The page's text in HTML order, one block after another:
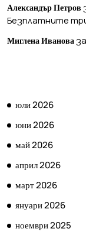
Александър Петров
Безплатните
Миглена Иванова за
юли 2026
юни 2026
май 2026
април 2026
март 2026
януари 2026
ноември 2025